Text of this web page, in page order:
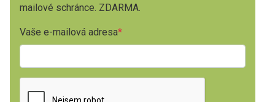
mailové schránce. ZDARMA.
Vaše e-mailová adresa